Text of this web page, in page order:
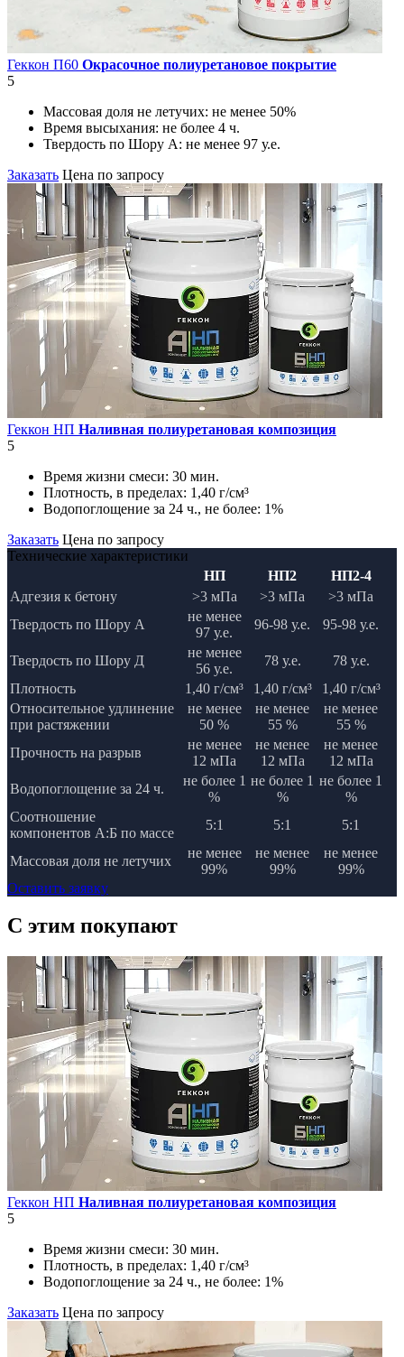
Геккон П60 Окрасочное полиуретановое покрытие
5
Массовая доля не летучих: не менее 50%
Время высыхания: не более 4 ч.
Твердость по Шору А: не менее 97 у.е.
Заказать Цена по запросу
Геккон НП Наливная полиуретановая композиция
5
Время жизни смеси: 30 мин.
Плотность, в пределах: 1,40 г/см³
Водопоглощение за 24 ч., не более: 1%
Заказать Цена по запросу
Технические характеристики
НП
НП2
НП2-4
Адгезия к бетону
>3 мПа >3 мПа
>3 мПа
Твердость по Шору А
не менее
97 у.е.
96-98 у.е. 95-98 у.е.
Твердость по Шору Д
не менее
56 у.е.
78 у.е.
78 у.е.
Плотность
1,40 г/см³ 1,40 г/см³
1,40 г/см³
Относительное удлинение
при растяжении
не менее
50 %
не менее
55 %
не менее
55 %
Прочность на разрыв
не менее
12 мПа
не менее
12 мПа
не менее
12 мПа
Водопоглощение за 24 ч.
не более 1
%
не более 1
%
не более 1
%
Соотношение
компонентов А:Б по массе
5:1 5:1 5:1
Массовая доля не летучих
не менее
99%
не менее
99%
не менее
99%
Оставить заявку
C этим покупают
Геккон НП Наливная полиуретановая композиция
5
Время жизни смеси: 30 мин.
Плотность, в пределах: 1,40 г/см³
Водопоглощение за 24 ч., не более: 1%
Заказать Цена по запросу